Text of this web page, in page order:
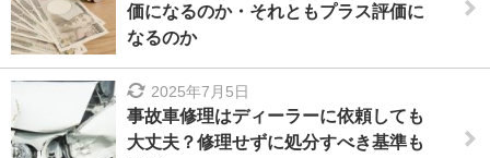
価になるのか・それともプラス評価に
なるのか
2025年7月5日
事故車修理はディーラーに依頼しても
大丈夫？修理せずに処分すべき基準も